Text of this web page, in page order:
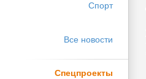
Спорт
Все новости
Спецпроекты